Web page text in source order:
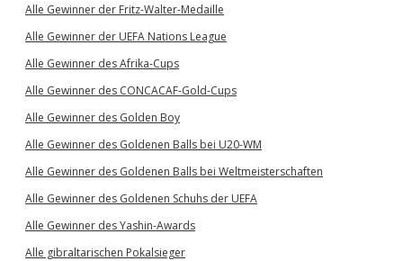
Alle Gewinner der Fritz-Walter-Medaille
Alle Gewinner der UEFA Nations League
Alle Gewinner des Afrika-Cups
Alle Gewinner des CONCACAF-Gold-Cups
Alle Gewinner des Golden Boy
Alle Gewinner des Goldenen Balls bei U20-WM
Alle Gewinner des Goldenen Balls bei Weltmeisterschaften
Alle Gewinner des Goldenen Schuhs der UEFA
Alle Gewinner des Yashin-Awards
Alle gibraltarischen Pokalsieger